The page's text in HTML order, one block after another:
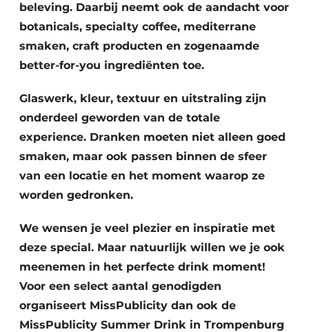
beleving. Daarbij neemt ook de aandacht voor
botanicals, specialty coffee, mediterrane
smaken, craft producten en zogenaamde
better-for-you ingrediënten toe.
Glaswerk, kleur, textuur en uitstraling zijn
onderdeel geworden van de totale
experience. Dranken moeten niet alleen goed
smaken, maar ook passen binnen de sfeer
van een locatie en het moment waarop ze
worden gedronken.
We wensen je veel plezier en inspiratie met
deze special. Maar natuurlijk willen we je ook
meenemen in het perfecte drink moment!
Voor een select aantal genodigden
organiseert MissPublicity dan ook de
MissPublicity Summer Drink in Trompenburg